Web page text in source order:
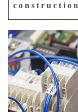
construction